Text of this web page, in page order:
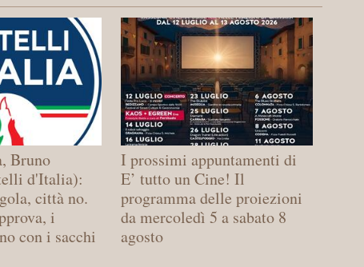
Bruno
d'Italia):
città no.
i
con i sacchi
I prossimi appuntamenti di
E’ tutto un Cine! Il
programma delle proiezioni
da mercoledì 5 a sabato 8
agosto